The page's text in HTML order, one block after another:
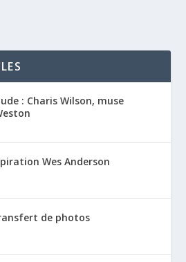
: Charis Wilson, muse
Wes Anderson
de photos